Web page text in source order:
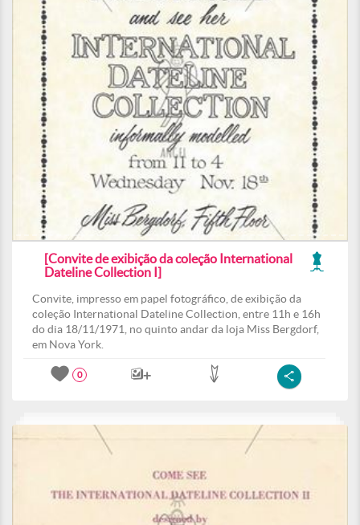
[Convite de exibição da coleção International
Dateline Collection I]
Convite, impresso em papel fotográfico, de exibição da
coleção International Dateline Collection, entre 11h e 16h
do dia 18/11/1971, no quinto andar da loja Miss Bergdorf,
em Nova York.
0